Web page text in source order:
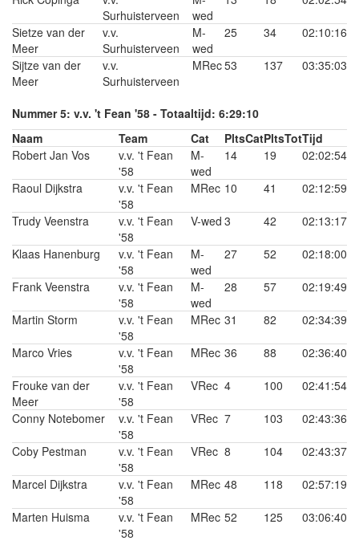
Surhuisterveen
wed
Sietze van der
Meer
v.v.
Surhuisterveen
M-
wed
25 34 02:10:16
Sijtze van der
Meer
v.v.
Surhuisterveen
MRec53 137 03:35:03
Nummer 5: v.v. 't Fean '58 - Totaaltijd: 6:29:10
Naam
Team Cat PltsCatPltsTotTijd
Robert Jan Vos
v.v. 't Fean
'58
M-
wed
14 19 02:02:54
Raoul Dijkstra
v.v. 't Fean
'58
MRec 10 41 02:12:59
Trudy Veenstra
v.v. 't Fean
'58
V-wed 3 42 02:13:17
Klaas Hanenburg
v.v. 't Fean
'58
M-
wed
27 52 02:18:00
Frank Veenstra
v.v. 't Fean
'58
M-
wed
28 57 02:19:49
Martin Storm
v.v. 't Fean
'58
MRec 31 82 02:34:39
Marco Vries
v.v. 't Fean
'58
MRec 36 88 02:36:40
Frouke van der
Meer
v.v. 't Fean
'58
VRec 4 100 02:41:54
Conny Notebomer
v.v. 't Fean
'58
VRec 7 103 02:43:36
Coby Pestman
v.v. 't Fean
'58
VRec 8 104 02:43:37
Marcel Dijkstra
v.v. 't Fean
'58
MRec 48 118 02:57:19
Marten Huisma
v.v. 't Fean
'58
MRec 52 125 03:06:40